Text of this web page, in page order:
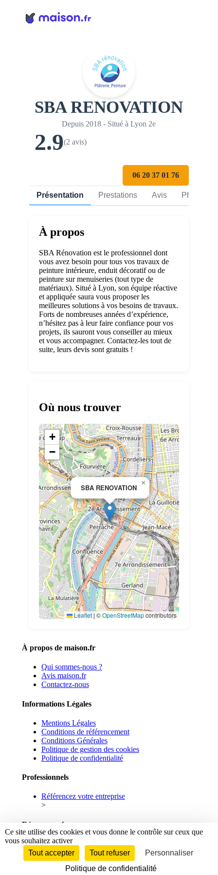
SBA RENOVATION
Depuis 2018 - Situé à Lyon 2e
2.9(2 avis)
06 20 37 01 76
Présentation Prestations Avis Photos
À propos
SBA Rénovation est le professionnel dont
vous avez besoin pour tous vos travaux de
peinture intérieure, enduit décoratif ou de
peinture sur menuiseries (tout type de
matériaux). Situé à Lyon, son équipe réactive
et appliquée saura vous proposer les
meilleures solutions à vos besoins de travaux.
Forts de nombreuses années d’expérience,
n’hésitez pas à leur faire confiance pour vos
projets, ils sauront vous conseiller au mieux
et vous accompagner. Contactez-les tout de
suite, leurs devis sont gratuits !
Où nous trouver
SBA RENOVATION
×
+
−
Leaflet |©OpenStreetMapcontributors
À propos de maison.fr
Qui sommes-nous ?
Avis maison.fr
Contactez-nous
Informations Légales
Mentions Légales
Conditions de référencement
Conditions Générales
Politique de gestion des cookies
Politique de confidentialité
Professionnels
Référencez votre entreprise
>
Réseaux sociaux
Facebook
Linkedin
© 2026 maison.fr - Tous droits réservés.
Ce site utilise des cookies et vous donne le contrôle sur ceux que
vous souhaitez activer
Tout accepter
Tout refuser
Personnaliser
Politique de confidentialité